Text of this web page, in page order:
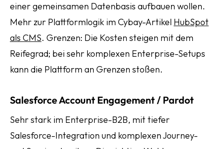
einer gemeinsamen Datenbasis aufbauen wollen.
Mehr zur Plattformlogik im Cybay-Artikel HubSpot
als CMS. Grenzen: Die Kosten steigen mit dem
Reifegrad; bei sehr komplexen Enterprise-Setups
kann die Plattform an Grenzen stoßen.
Salesforce Account Engagement / Pardot
Sehr stark im Enterprise-B2B, mit tiefer
Salesforce-Integration und komplexen Journey-